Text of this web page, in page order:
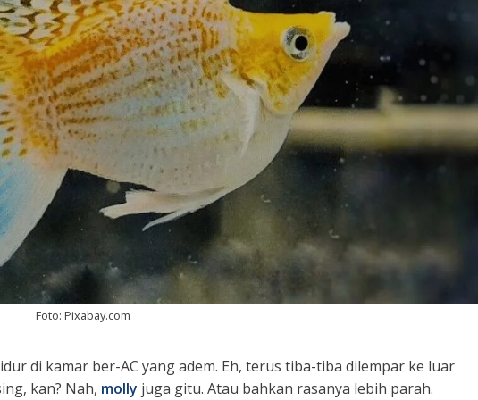
Foto: Pixabay.com
di kamar ber-AC yang adem. Eh, terus tiba-tiba dilempar ke luar
kan? Nah, molly juga gitu. Atau bahkan rasanya lebih parah.